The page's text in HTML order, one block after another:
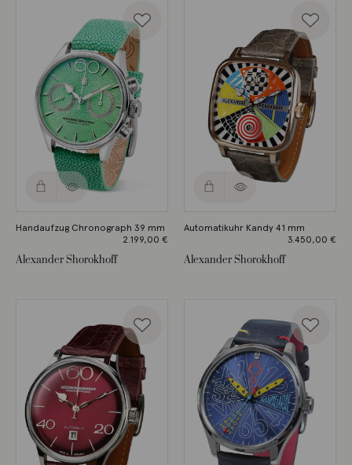
Handaufzug Chronograph 39 mm
2.199,00 €
Alexander Shorokhoff
Automatikuhr Kandy 41 mm
3.450,00 €
Alexander Shorokhoff